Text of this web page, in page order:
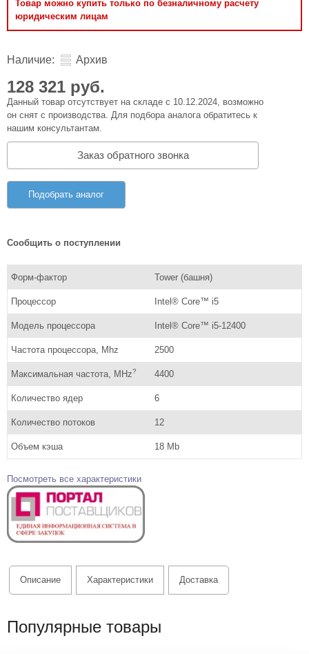
Товар можно купить только по безналичному расчету
юридическим лицам
Наличие: Архив
128 321 руб.
Данный товар отсутствует на складе с 10.12.2024, возможно
он снят с производства. Для подбора аналога обратитесь к
нашим консультантам.
Заказ обратного звонка
Подобрать аналог
Сообщить о поступлении
Форм-фактор Tower (башня)
Процессор Intel® Core™ i5
Модель процессора Intel® Core™ i5-12400
Частота процессора, Mhz 2500
Максимальная частота, MHz? 4400
Количество ядер 6
Количество потоков 12
Объем кэша 18 Mb
Посмотреть все характеристики
Описание Характеристики Доставка
Популярные товары